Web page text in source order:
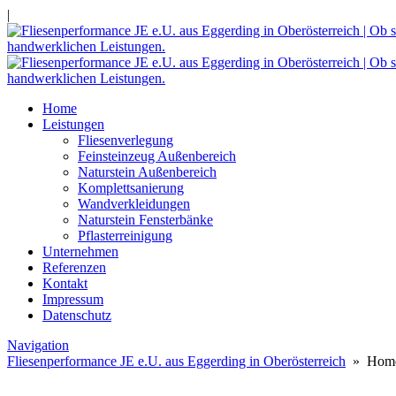
|
Home
Leistungen
Fliesenverlegung
Feinsteinzeug Außenbereich
Naturstein Außenbereich
Komplettsanierung
Wandverkleidungen
Naturstein Fensterbänke
Pflasterreinigung
Unternehmen
Referenzen
Kontakt
Impressum
Datenschutz
Navigation
Fliesenperformance JE e.U. aus Eggerding in Oberösterreich »